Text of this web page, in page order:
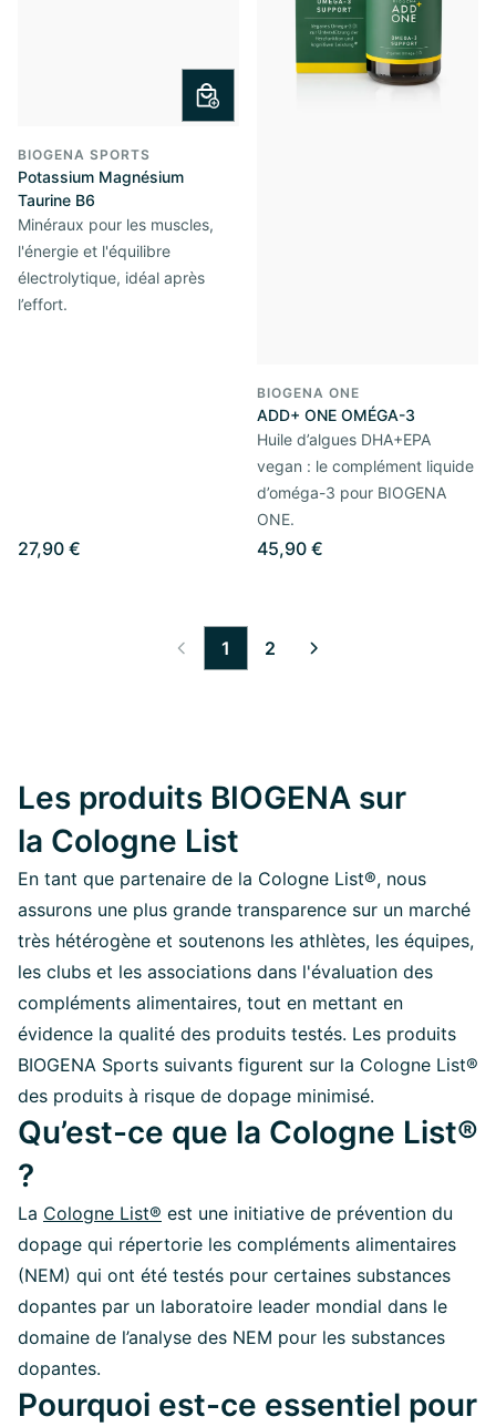
BIOGENA SPORTS
Potassium Magnésium
Taurine B6
Minéraux pour les muscles,
l'énergie et l'équilibre
électrolytique, idéal après
l’effort.
27,90 €
BIOGENA ONE
ADD+ ONE OMÉGA-3
Huile d’algues DHA+EPA
vegan : le complément liquide
d’oméga-3 pour BIOGENA
ONE.
45,90 €
1 2
Les produits BIOGENA sur
la Cologne List
En tant que partenaire de la Cologne List®, nous
assurons une plus grande transparence sur un marché
très hétérogène et soutenons les athlètes, les équipes,
les clubs et les associations dans l'évaluation des
compléments alimentaires, tout en mettant en
évidence la qualité des produits testés. Les produits
BIOGENA Sports suivants figurent sur la Cologne List®
des produits à risque de dopage minimisé.
Qu’est-ce que la Cologne List®
?
La Cologne List® est une initiative de prévention du
dopage qui répertorie les compléments alimentaires
(NEM) qui ont été testés pour certaines substances
dopantes par un laboratoire leader mondial dans le
domaine de l’analyse des NEM pour les substances
dopantes.
Pourquoi est-ce essentiel pour